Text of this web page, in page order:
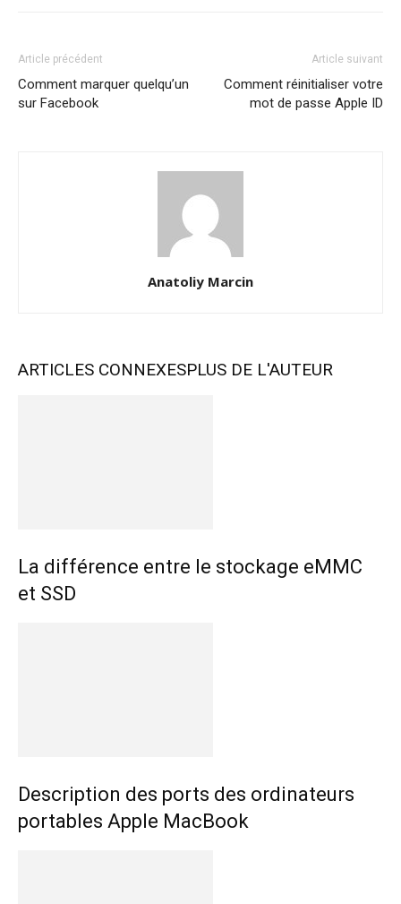
Article précédent
Comment marquer quelqu’un
sur Facebook
Article suivant
Comment réinitialiser votre
mot de passe Apple ID
Anatoliy Marcin
ARTICLES CONNEXESPLUS DE L'AUTEUR
La différence entre le stockage eMMC
et SSD
Description des ports des ordinateurs
portables Apple MacBook